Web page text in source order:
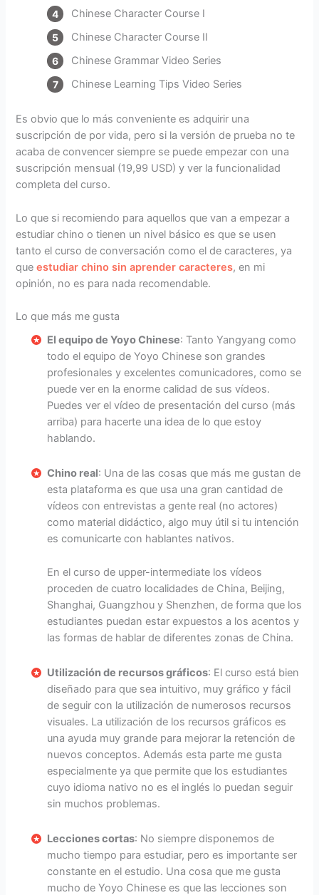
Chinese Character Course I
Chinese Character Course II
Chinese Grammar Video Series
Chinese Learning Tips Video Series
Es obvio que lo más conveniente es adquirir una
suscripción de por vida, pero si la versión de prueba no te
acaba de convencer siempre se puede empezar con una
suscripción mensual (19,99 USD) y ver la funcionalidad
completa del curso.
Lo que si recomiendo para aquellos que van a empezar a
estudiar chino o tienen un nivel básico es que se usen
tanto el curso de conversación como el de caracteres, ya
queestudiar chino sin aprender caracteres, en mi
opinión, no es para nada recomendable.
Lo que más me gusta
El equipo de Yoyo Chinese: Tanto Yangyang como
todo el equipo de Yoyo Chinese son grandes
profesionales y excelentes comunicadores, como se
puede ver en la enorme calidad de sus vídeos.
Puedes ver el vídeo de presentación del curso (más
arriba) para hacerte una idea de lo que estoy
hablando.
Chino real: Una de las cosas que más me gustan de
esta plataforma es que usa una gran cantidad de
vídeos con entrevistas a gente real (no actores)
como material didáctico, algo muy útil si tu intención
es comunicarte con hablantes nativos.
En el curso de upper-intermediate los vídeos
proceden de cuatro localidades de China, Beijing,
Shanghai, Guangzhou y Shenzhen, de forma que los
estudiantes puedan estar expuestos a los acentos y
las formas de hablar de diferentes zonas de China.
Utilización de recursos gráficos: El curso está bien
diseñado para que sea intuitivo, muy gráfico y fácil
de seguir con la utilización de numerosos recursos
visuales. La utilización de los recursos gráficos es
una ayuda muy grande para mejorar la retención de
nuevos conceptos. Además esta parte me gusta
especialmente ya que permite que los estudiantes
cuyo idioma nativo no es el inglés lo puedan seguir
sin muchos problemas.
Lecciones cortas: No siempre disponemos de
mucho tiempo para estudiar, pero es importante ser
constante en el estudio. Una cosa que me gusta
mucho de Yoyo Chinese es que las lecciones son